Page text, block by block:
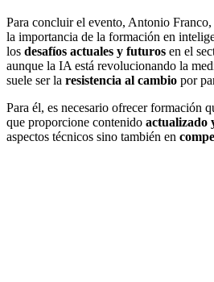
Para concluir el evento, Antonio
la importancia de la formación en
los desafíos actuales y futuros en el
aunque la IA está revolucionando la
suele ser la resistencia al cambio por
Para él, es necesario ofrecer formación
que proporcione contenido actualizado
aspectos técnicos sino también en